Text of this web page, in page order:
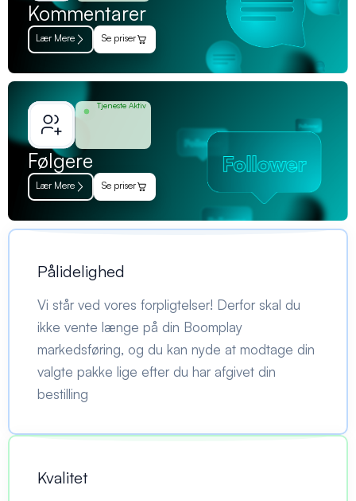
Kommentarer
Lær Mere Se priser
Tjeneste Aktiv
Følgere
Lær Mere Se priser
Pålidelighed
Vi står ved vores forpligtelser! Derfor skal du
ikke vente længe på din Boomplay
markedsføring, og du kan nyde at modtage din
valgte pakke lige efter du har afgivet din
bestilling
Kvalitet